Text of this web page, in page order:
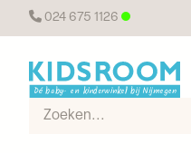
024 675 1126